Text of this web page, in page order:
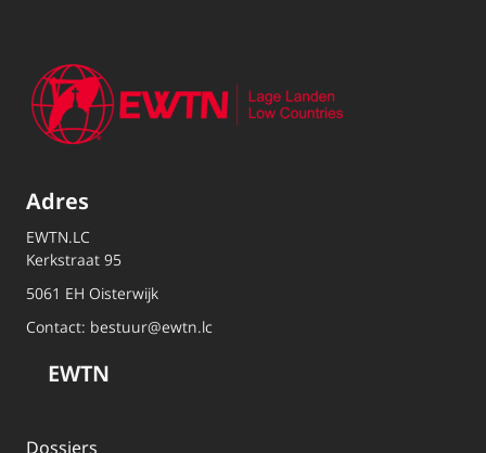
Adres
EWTN.LC
Kerkstraat 95
5061 EH Oisterwijk
Contact: bestuur@ewtn.lc
EWTN
Dossiers